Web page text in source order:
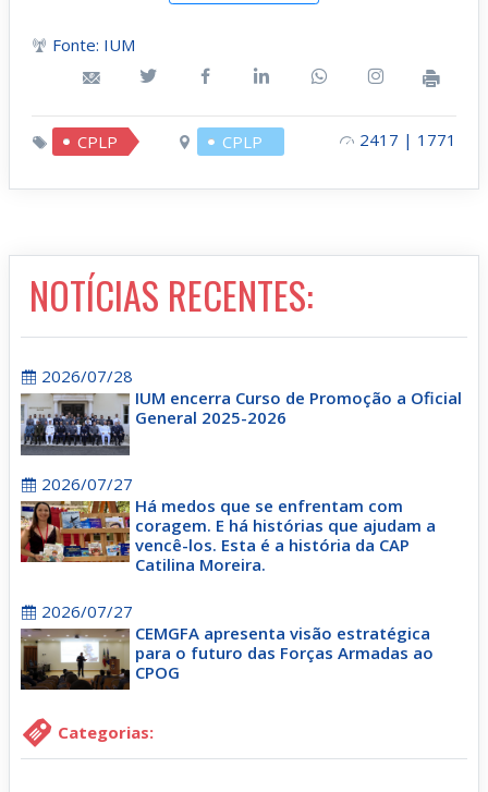
Fonte: IUM
CPLP CPLP 2417 | 1771
NOTÍCIAS RECENTES:
2026/07/28
IUM encerra Curso de Promoção a Oficial
General 2025-2026
2026/07/27
Há medos que se enfrentam com
coragem. E há histórias que ajudam a
vencê-los. Esta é a história da CAP
Catilina Moreira.
2026/07/27
CEMGFA apresenta visão estratégica
para o futuro das Forças Armadas ao
CPOG
Categorias: